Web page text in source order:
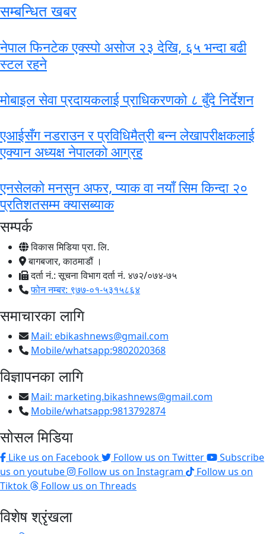
सम्बन्धित खबर
नेपाल फिनटेक एक्स्पो असोज २३ देखि, ६५ भन्दा बढी
स्टल रहने
मोबाइल सेवा प्रदायकलाई प्राधिकरणको ८ बुँदे निर्देशन
एआईसँग नडराउन र प्रविधिमैत्री बन्न लेखापरीक्षकलाई
एक्यान अध्यक्ष नेपालको आग्रह
एनसेलको मनसुन अफर, प्याक वा नयाँ सिम किन्दा २०
प्रतिशतसम्म क्यासब्याक
सम्पर्क
विकास मिडिया प्रा. लि.
बागबजार, काठमाडौं ।
दर्ता नं.: सूचना विभाग दर्ता नं. ४७२/०७४-७५
फोन नम्बर: ९७७-०१-५३१५८६४
समाचारका लागि
Mail: ebikashnews@gmail.com
Mobile/whatsapp:9802020368
विज्ञापनका लागि
Mail: marketing.bikashnews@gmail.com
Mobile/whatsapp:9813792874
सोसल मिडिया
Like us on Facebook Follow us on Twitter
Subscribe
us on youtube
Follow us on Instagram
Follow us on
Tiktok
Follow us on Threads
विशेष श्रृंखला